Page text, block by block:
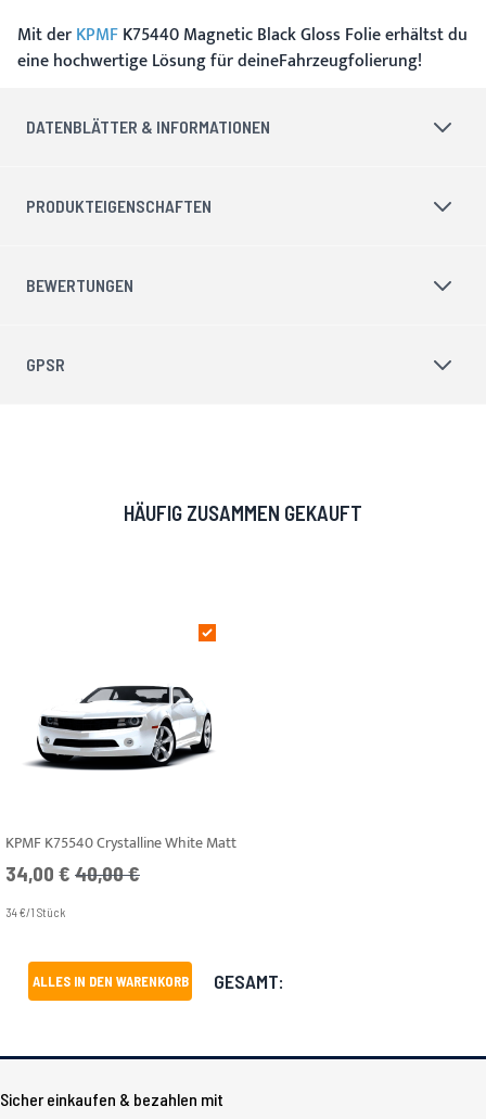
Mit derKPMFK75440 Magnetic Black Gloss Folie erhältst du
eine hochwertige Lösung für deineFahrzeugfolierung!
DATENBLÄTTER & INFORMATIONEN
PRODUKTEIGENSCHAFTEN
BEWERTUNGEN
GPSR
HÄUFIG ZUSAMMEN GEKAUFT
KPMF K75540 Crystalline White Matt
Angebotspreis
34,00 € UVP
40,00 €
34 €/1 Stück
ALLES IN DEN WARENKORB GESAMT:
Sicher einkaufen & bezahlen mit